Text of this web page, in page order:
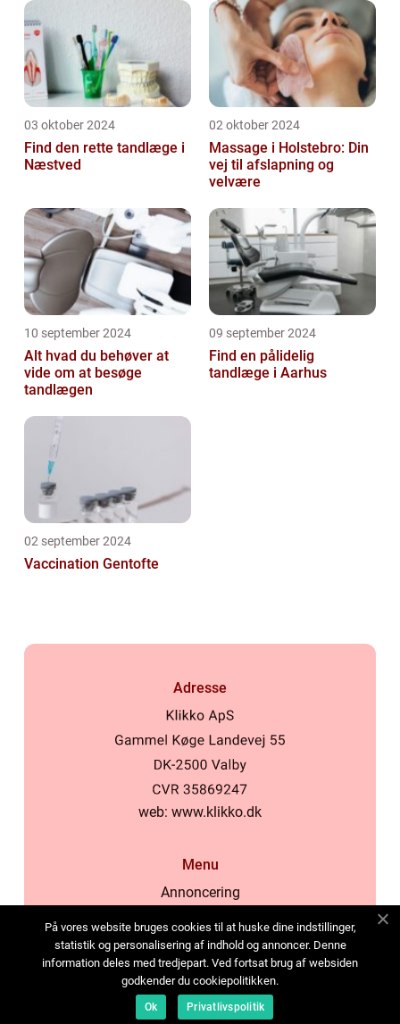
03 oktober 2024
Find den rette tandlæge i
Næstved
02 oktober 2024
Massage i Holstebro: Din
vej til afslapning og
velvære
10 september 2024
Alt hvad du behøver at
vide om at besøge
tandlægen
09 september 2024
Find en pålidelig
tandlæge i Aarhus
02 september 2024
Vaccination Gentofte
Adresse
web: www.klikko.dk
Menu
Annoncering
Cookies
Kontakt os
Sitemap
På vores website bruges cookies til at huske dine indstillinger,
statistik og personalisering af indhold og annoncer. Denne
information deles med tredjepart. Ved fortsat brug af websiden
godkender du cookiepolitikken.
Ok Privatlivspolitik